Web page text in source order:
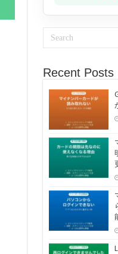
Recent Posts